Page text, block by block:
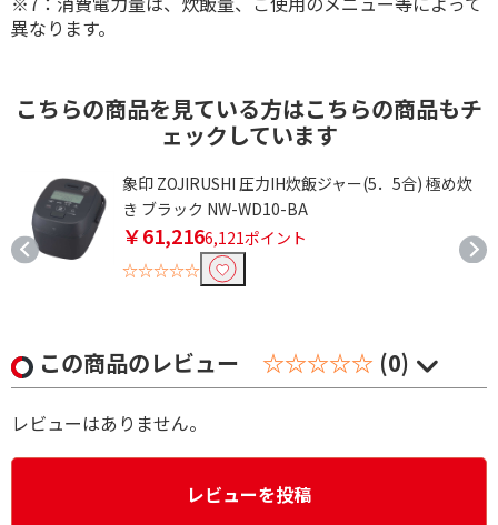
異なります。
こちらの商品を見ている方はこちらの商品もチ
ェックしています
象印 ZOJIRUSHI 圧力IH炊飯ジャー(5．5合) 極め炊
き ブラック NW-WD10-BA
￥61,2166,121ポイント
☆☆☆☆☆
この商品のレビュー ☆☆☆☆☆ (0)
レビューはありません。
レビューを投稿